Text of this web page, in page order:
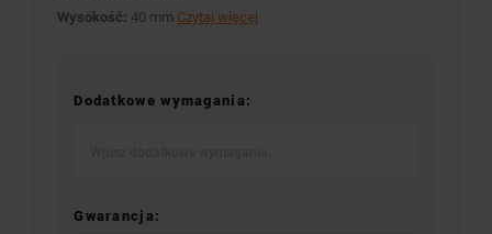
Wysokość: 40 mm Czytaj więcej
Dodatkowe wymagania:
Gwarancja: